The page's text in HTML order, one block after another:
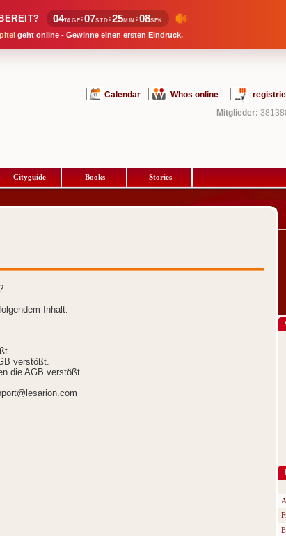
04TAGE :07STD :25MIN :07SEK
geht online - Gewinne einen ersten Eindruck.
Calendar Whos online
Mitglieder:
Cityguide Books Stories
Inhalt:
verstößt.
die AGB verstößt.